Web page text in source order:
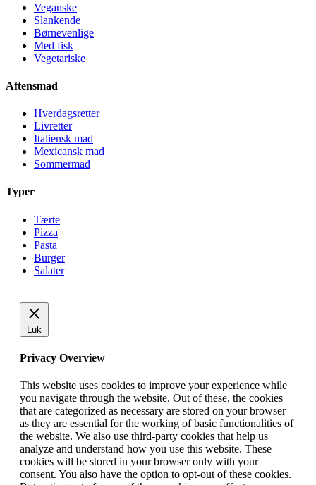
Veganske
Slankende
Børnevenlige
Med fisk
Vegetariske
Aftensmad
Hverdagsretter
Livretter
Italiensk mad
Mexicansk mad
Sommermad
Typer
Tærte
Pizza
Pasta
Burger
Salater
Luk
Privacy Overview
This website uses cookies to improve your experience while
you navigate through the website. Out of these, the cookies
that are categorized as necessary are stored on your browser
as they are essential for the working of basic functionalities of
the website. We also use third-party cookies that help us
analyze and understand how you use this website. These
cookies will be stored in your browser only with your
consent. You also have the option to opt-out of these cookies.